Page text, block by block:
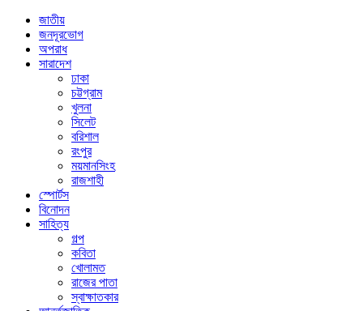
জাতীয়
জনদূরভোগ
অপরাধ
সারাদেশ
ঢাকা
চট্টগ্রাম
খুলনা
সিলেট
বরিশাল
রংপুর
ময়মানসিংহ
রাজশাহী
স্পোর্টস
বিনোদন
সাহিত্য
গল্প
কবিতা
খোলামত
রাজের পাতা
স্বাক্ষাতকার